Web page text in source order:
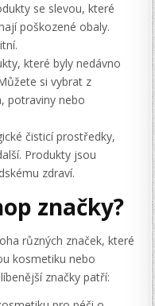
se slevou, které
poškozené obaly.
které byly nedávno
si vybrat z
potraviny nebo
čisticí prostředky,
Produkty jsou
zdraví.
značky?
různých značek, které
kosmetiku nebo
značky patří: